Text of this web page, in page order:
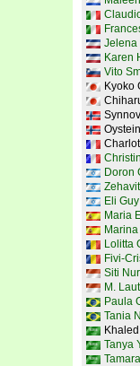
Jelena
Karen
Vito
Kyoko
Doron
Eli
Maria
Lolitta
Fivi-
Siti
M.
Paula
Tania
Tanya